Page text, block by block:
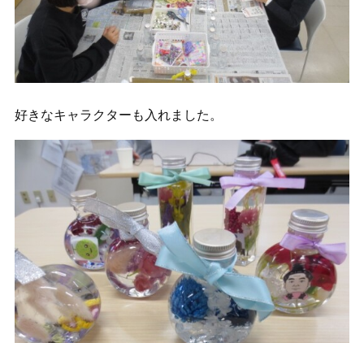
好きなキャラクターも入れました。